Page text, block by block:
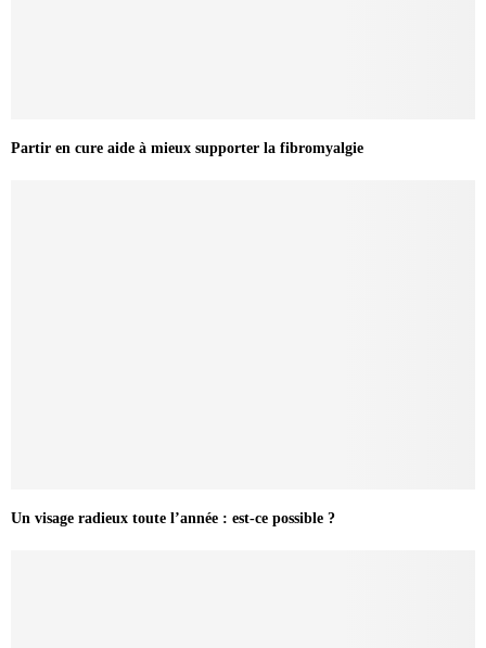
Partir en cure aide à mieux supporter la fibromyalgie
Un visage radieux toute l’année : est-ce possible ?